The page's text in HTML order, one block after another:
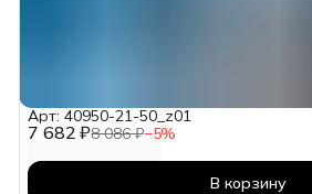
7 682 ₽8 086 ₽−5%
Арт: 40950-21-50_z01
В корзину